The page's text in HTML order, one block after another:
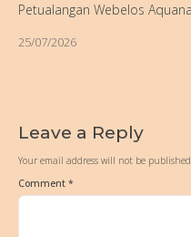
Petualangan Webelos
25/07/2026
Leave a Reply
Your email address will not be
Comment *